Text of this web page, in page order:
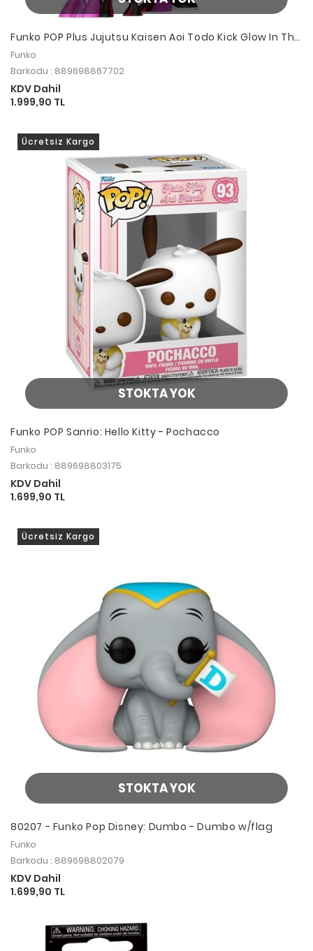
Funko POP Plus Jujutsu Kaisen Aoi Todo Kick Glow In The
Dark
Funko
Barkodu : 889698867702
KDV Dahil
1.999,90 TL
STOKTA YOK
Ücretsiz Kargo
Funko POP Sanrio: Hello Kitty - Pochacco
Funko
Barkodu : 889698803175
KDV Dahil
1.699,90 TL
STOKTA YOK
Ücretsiz Kargo
80207 - Funko Pop Disney: Dumbo - Dumbo w/flag
Funko
Barkodu : 889698802079
KDV Dahil
1.699,90 TL